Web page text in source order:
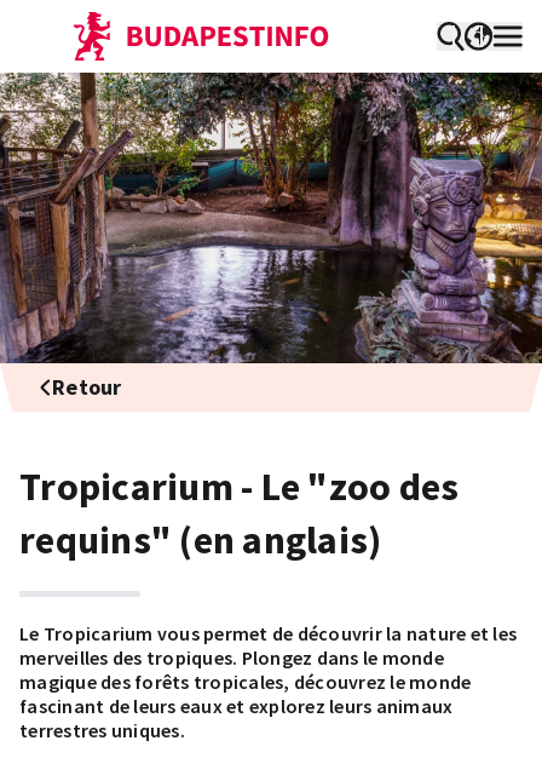
Retour
Tropicarium - Le "zoo des
requins" (en anglais)
Le Tropicarium vous permet de découvrir la nature et les
merveilles des tropiques. Plongez dans le monde
magique des forêts tropicales, découvrez le monde
fascinant de leurs eaux et explorez leurs animaux
terrestres uniques.